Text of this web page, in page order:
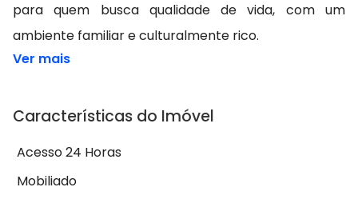
para quem busca qualidade de vida, com um
ambiente familiar e culturalmente rico.
Ver mais
Características do Imóvel
Acesso 24 Horas
Mobiliado